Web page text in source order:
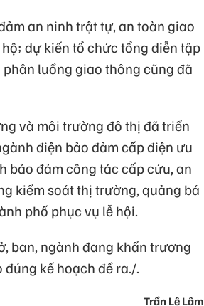
an ninh trật tự, an toàn giao
dự kiến tổ chức tổng diễn tập
luồng giao thông cũng đã
và môi trường đô thị đã triển
điện bảo đảm cấp điện ưu
bảo đảm công tác cấp cứu, an
kiểm soát thị trường, quảng bá
phố phục vụ lễ hội.
ban, ngành đang khẩn trương
kế hoạch đề ra./.
Trần Lê Lâm